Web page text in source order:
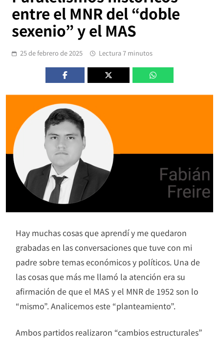
entre el MNR del “doble
sexenio” y el MAS
25 de febrero de 2025 Lectura 7 minutos
Hay muchas cosas que aprendí y me quedaron
grabadas en las conversaciones que tuve con mi
padre sobre temas económicos y políticos. Una de
las cosas que más me llamó la atención era su
afirmación de que el MAS y el MNR de 1952 son lo
“mismo”. Analicemos este “planteamiento”.
Ambos partidos realizaron “cambios estructurales”